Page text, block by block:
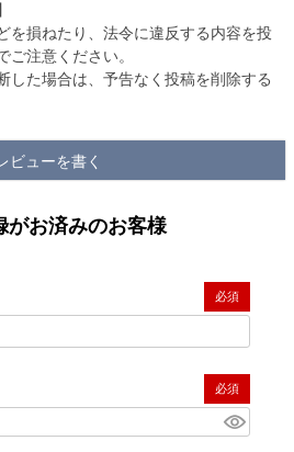
を損ねたり、法令に違反する内容を投
ご注意ください。
した場合は、予告なく投稿を削除する
ビューを書く
がお済みのお客様
(必須)
(必須)